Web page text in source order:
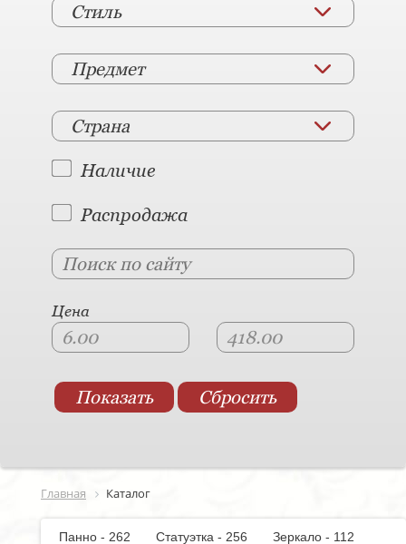
Стиль
Предмет
Страна
Наличие
Распродажа
Цена
Главная Каталог
Панно - 262 Статуэтка - 256
Зеркало - 112